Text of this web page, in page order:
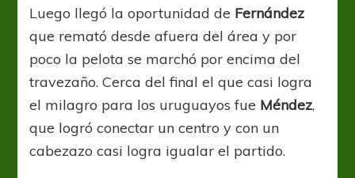
Luego llegó la oportunidad de Fernández
que remató desde afuera del área y por
poco la pelota se marchó por encima del
travezaño. Cerca del final el que casi logra
el milagro para los uruguayos fue Méndez,
que logró conectar un centro y con un
cabezazo casi logra igualar el partido.